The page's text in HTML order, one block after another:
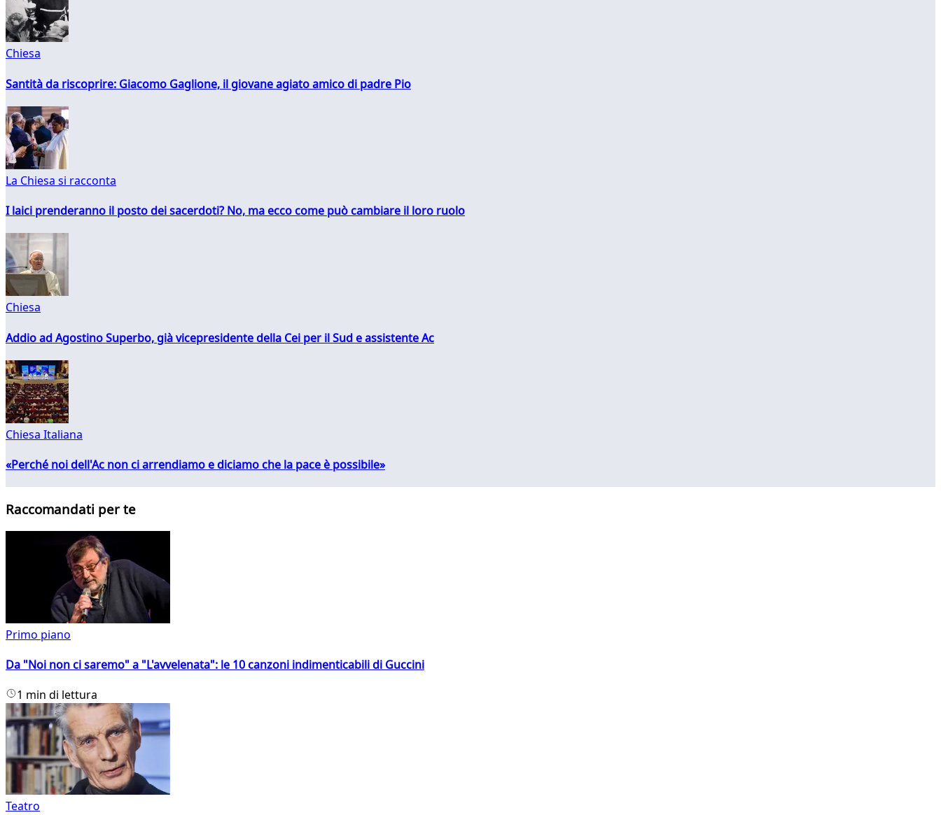
Chiesa
Santità da riscoprire: Giacomo Gaglione, il giovane agiato amico di padre Pio
La Chiesa si racconta
I laici prenderanno il posto dei sacerdoti? No, ma ecco come può cambiare il loro ruolo
Chiesa
Addio ad Agostino Superbo, già vicepresidente della Cei per il Sud e assistente Ac
Chiesa Italiana
«Perché noi dell'Ac non ci arrendiamo e diciamo che la pace è possibile»
Raccomandati per te
Primo piano
Da "Noi non ci saremo" a "L'avvelenata": le 10 canzoni indimenticabili di Guccini
1 min di lettura
Teatro